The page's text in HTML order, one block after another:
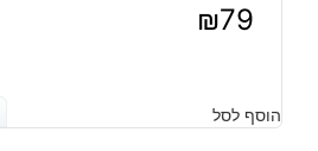
₪79
הוסף לסל